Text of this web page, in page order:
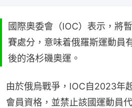
國際奧委會（IOC）表示，將
賽處分，意味着俄羅斯運動員
後的洛杉磯奧運。
由於俄烏戰爭，IOC自2023年
會員資格，並禁止該國運動員